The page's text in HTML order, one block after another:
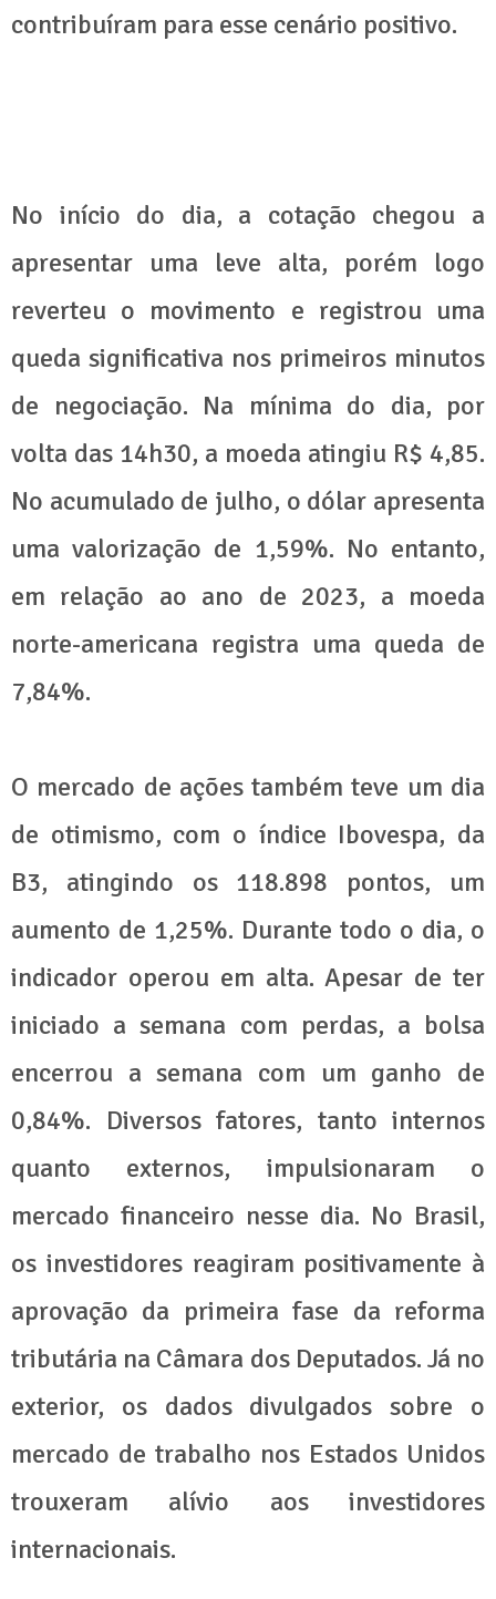
contribuíram para esse cenário positivo.
No início do dia, a cotação chegou a
apresentar uma leve alta, porém logo
reverteu o movimento e registrou uma
queda significativa nos primeiros minutos
de negociação. Na mínima do dia, por
volta das 14h30, a moeda atingiu R$ 4,85.
No acumulado de julho, o dólar apresenta
uma valorização de 1,59%. No entanto,
em relação ao ano de 2023, a moeda
norte-americana registra uma queda de
7,84%.
O mercado de ações também teve um dia
de otimismo, com o índice Ibovespa, da
B3, atingindo os 118.898 pontos, um
aumento de 1,25%. Durante todo o dia, o
indicador operou em alta. Apesar de ter
iniciado a semana com perdas, a bolsa
encerrou a semana com um ganho de
0,84%. Diversos fatores, tanto internos
quanto externos, impulsionaram o
mercado financeiro nesse dia. No Brasil,
os investidores reagiram positivamente à
aprovação da primeira fase da reforma
tributária na Câmara dos Deputados. Já no
exterior, os dados divulgados sobre o
mercado de trabalho nos Estados Unidos
trouxeram alívio aos investidores
internacionais.